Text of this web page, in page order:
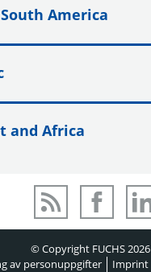
America
and Africa
© Copyright FUCHS 2026
av personuppgifter
Imprint